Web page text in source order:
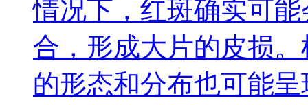
情况下，红斑确实可
合，形成大片的皮损
的形态和分布也可能